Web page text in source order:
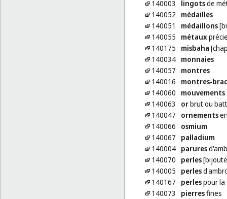
140003
lingotsde
140052
médailles
140051
médaillons
140055
métaux
140175
misbaha
140034 monnaies
140057
montres
140016
montres-
140060
mouvements
140063
orbrut ou
140047
ornements
140066
osmium
140067
palladium
140004 parures
140070
perles
140005
perles
140167
perlespour la
140073
pierresfines